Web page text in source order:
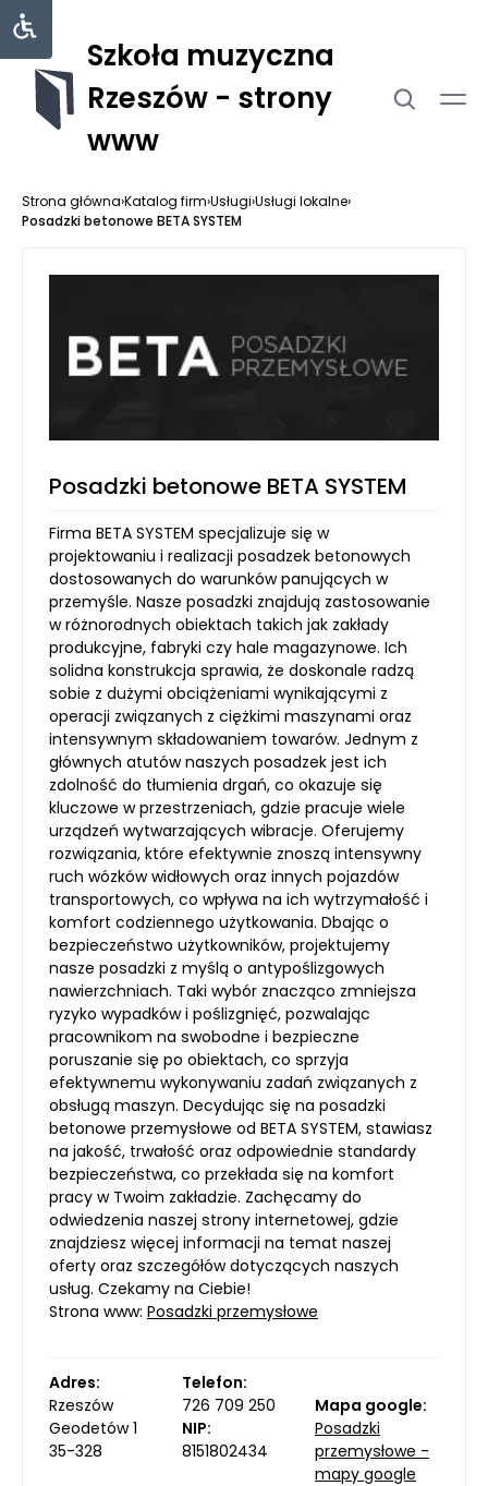
Szkoła muzyczna
Rzeszów - strony
www
Strona główna›Katalog firm›Usługi›Usługi lokalne›
Posadzki betonowe BETA SYSTEM
Posadzki betonowe BETA SYSTEM
Firma BETA SYSTEM specjalizuje się w
projektowaniu i realizacji posadzek betonowych
dostosowanych do warunków panujących w
przemyśle. Nasze posadzki znajdują zastosowanie
w różnorodnych obiektach takich jak zakłady
produkcyjne, fabryki czy hale magazynowe. Ich
solidna konstrukcja sprawia, że doskonale radzą
sobie z dużymi obciążeniami wynikającymi z
operacji związanych z ciężkimi maszynami oraz
intensywnym składowaniem towarów. Jednym z
głównych atutów naszych posadzek jest ich
zdolność do tłumienia drgań, co okazuje się
kluczowe w przestrzeniach, gdzie pracuje wiele
urządzeń wytwarzających wibracje. Oferujemy
rozwiązania, które efektywnie znoszą intensywny
ruch wózków widłowych oraz innych pojazdów
transportowych, co wpływa na ich wytrzymałość i
komfort codziennego użytkowania. Dbając o
bezpieczeństwo użytkowników, projektujemy
nasze posadzki z myślą o antypoślizgowych
nawierzchniach. Taki wybór znacząco zmniejsza
ryzyko wypadków i poślizgnięć, pozwalając
pracownikom na swobodne i bezpieczne
poruszanie się po obiektach, co sprzyja
efektywnemu wykonywaniu zadań związanych z
obsługą maszyn. Decydując się na posadzki
betonowe przemysłowe od BETA SYSTEM, stawiasz
na jakość, trwałość oraz odpowiednie standardy
bezpieczeństwa, co przekłada się na komfort
pracy w Twoim zakładzie. Zachęcamy do
odwiedzenia naszej strony internetowej, gdzie
znajdziesz więcej informacji na temat naszej
oferty oraz szczegółów dotyczących naszych
usług. Czekamy na Ciebie!
Strona www: Posadzki przemysłowe
Adres:
Rzeszów
Geodetów 1
35-328
Telefon:
726 709 250
NIP:
8151802434
Mapa google:
Posadzki
przemysłowe -
mapy google